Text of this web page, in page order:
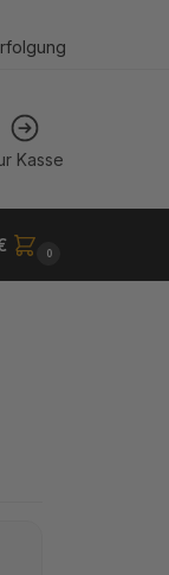
Kasse
0